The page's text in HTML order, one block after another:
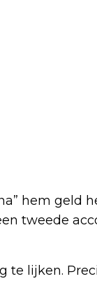
hem geld
tweede
te lijken.